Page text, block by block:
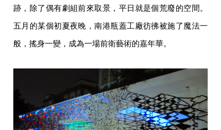
跡，除了偶有劇組前來取景，平日就是個荒廢的空間。
五月的某個初夏夜晚，南港瓶蓋工廠彷彿被施了魔法一
般，搖身一變，成為一場前衛藝術的嘉年華。